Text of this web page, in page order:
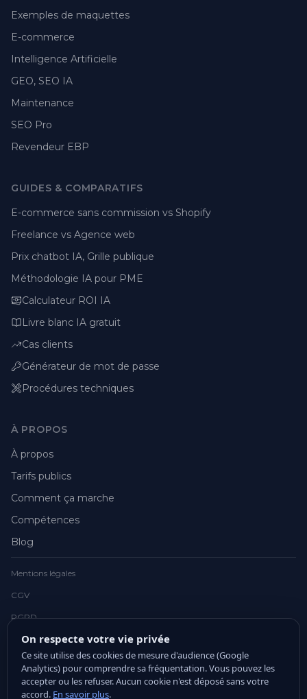
Exemples de maquettes
E-commerce
Intelligence Artificielle
GEO, SEO IA
Maintenance
SEO Pro
Revendeur EBP
GUIDES & COMPARATIFS
E-commerce sans commission vs Shopify
Freelance vs Agence web
Prix chatbot IA, Grille publique
Méthodologie IA pour PME
Calculateur ROI IA
Livre blanc IA gratuit
Cas clients
Générateur de mot de passe
Procédures techniques
À PROPOS
À propos
Tarifs publics
Comment ça marche
Compétences
Blog
Mentions légales
CGV
RGPD
© 2026 Julien Chrétien. Tous droits réservés.
On respecte votre vie privée
Ce site utilise des cookies de mesure d'audience (Google
Analytics) pour comprendre sa fréquentation. Vous pouvez les
accepter ou les refuser. Aucun cookie n'est déposé sans votre
accord. En savoir plus.